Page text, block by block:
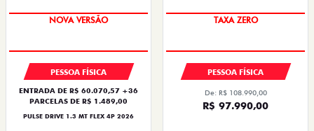
NOVA VERSÃO
PESSOA FÍSICA
ENTRADA DE R$ 60.070,57 +36
PARCELAS DE R$ 1.489,00
PULSE DRIVE 1.3 MT FLEX 4P 2026
TAXA ZERO
PESSOA FÍSICA
De: R$ 108.990,00
R$ 97.990,00